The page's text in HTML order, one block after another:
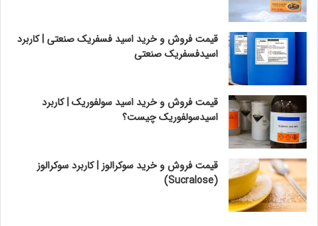
قیمت فروش و خرید اسید فسفریک صنعتی | کاربرد
اسیدفسفریک صنعتی
قیمت فروش و خرید اسید سولفوریک | کاربرد
اسیدسولفوریک چیست؟
قیمت فروش و خرید سوکرالوز | کاربرد سوکرالوز
(Sucralose)